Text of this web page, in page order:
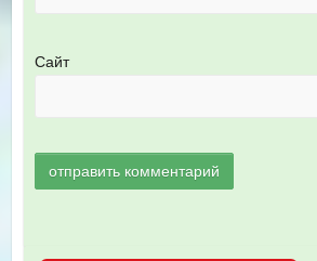
Сайт